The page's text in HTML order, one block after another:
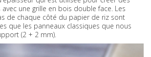
une grille en bois double face. Les
de chaque côté du papier de riz sont
que les panneaux classiques que nous
(2 + 2 mm).